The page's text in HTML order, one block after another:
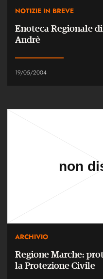
NOTIZIE IN BREVE
Enoteca Regionale
Andrè
19/05/2004
ARCHIVIO
Regione Marche:
la Protezione Civile